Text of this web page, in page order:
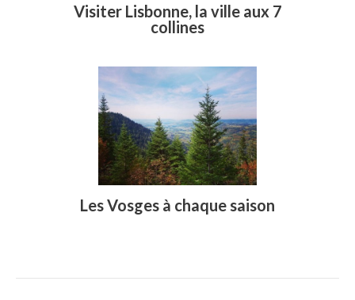
Visiter Lisbonne, la ville aux 7
collines
Les Vosges à chaque saison